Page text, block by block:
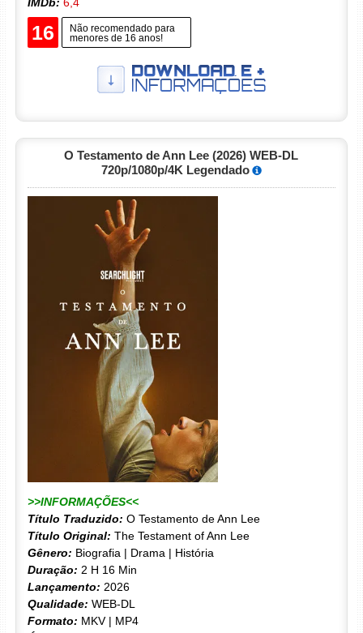
16
Não recomendado para
menores de 16 anos!
O Testamento de Ann Lee (2026) WEB-DL
720p/1080p/4K Legendado
>>INFORMAÇÕES<<
Título Traduzido: O Testamento de Ann Lee
Título Original: The Testament of Ann Lee
Gênero: Biografia | Drama | História
Duração: 2 H 16 Min
Lançamento: 2026
Qualidade: WEB-DL
Formato: MKV | MP4